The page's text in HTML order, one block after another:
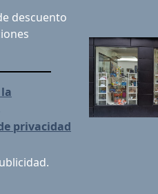
descuento
privacidad